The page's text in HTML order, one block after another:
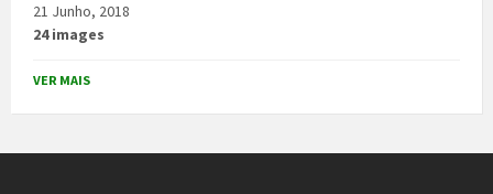
21 Junho, 2018
24 images
VER MAIS